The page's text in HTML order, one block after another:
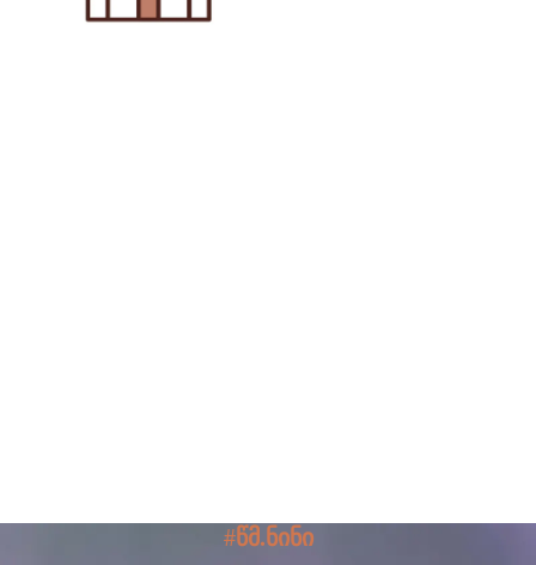
#წმ.ნინი